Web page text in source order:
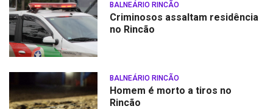
BALNEÁRIO RINCÃO
Criminosos assaltam residência
no Rincão
BALNEÁRIO RINCÃO
Homem é morto a tiros no
Rincão